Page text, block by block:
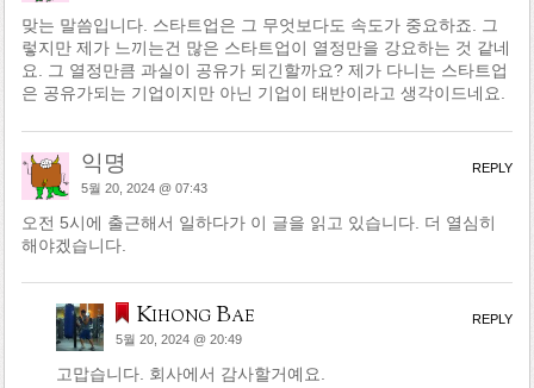
맞는 말씀입니다. 스타트업은 그 무엇보다도 속도가 중요하죠. 그
렇지만 제가 느끼는건 많은 스타트업이 열정만을 강요하는 것 같네
요. 그 열정만큼 과실이 공유가 되긴할까요? 제가 다니는 스타트업
은 공유가되는 기업이지만 아닌 기업이 태반이라고 생각이드네요.
익명
5월 20, 2024 @ 07:43
오전 5시에 출근해서 일하다가 이 글을 읽고 있습니다. 더 열심히
해야겠습니다.
REPLY
Kihong Bae
5월 20, 2024 @ 20:49
고맙습니다. 회사에서 감사할거예요.
REPLY